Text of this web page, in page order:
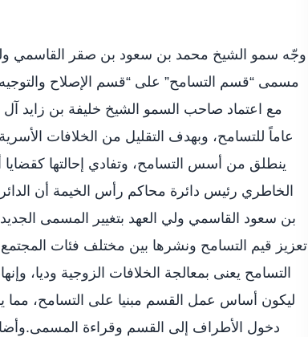
وجّه سمو الشيخ محمد بن سعود بن صقر القاسمي
مسمى “قسم التسامح” على “قسم الإصلاح
عاماً للتسامح، وبهدف التقليل من الخلافات
ينطلق من أسس التسامح، وتفادي إحالتها
الخاطري رئيس دائرة محاكم رأس الخيمة أن
بن سعود القاسمي ولي العهد بتغيير المسمى
تعزيز قيم التسامح ونشرها بين مختلف فئات
التسامح يعنى بمعالجة الخلافات الزوجية وديا،
ليكون أساس عمل القسم مبنيا على التسامح، مما
دخول الأطراف إلى القسم وقراءة